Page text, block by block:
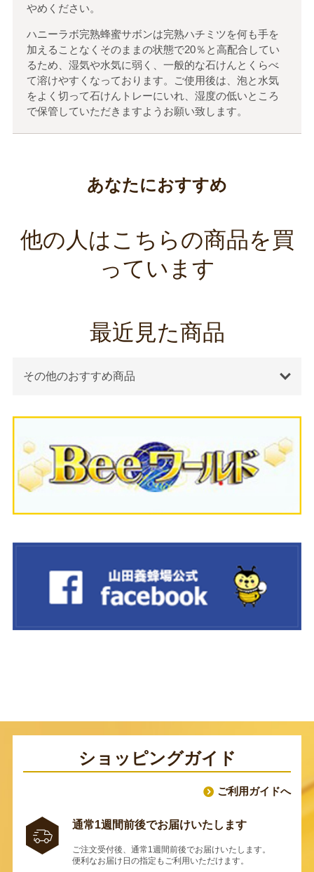
やめください。
ハニーラボ完熟蜂蜜サボンは完熟ハチミツを何も手を
加えることなくそのままの状態で20％と高配合してい
るため、湿気や水気に弱く、一般的な石けんとくらべ
て溶けやすくなっております。ご使用後は、泡と水気
をよく切って石けんトレーにいれ、湿度の低いところ
で保管していただきますようお願い致します。
あなたにおすすめ
他の人はこちらの商品を買
っています
最近見た商品
その他のおすすめ商品
ショッピングガイド
ご利用ガイドへ
通常1週間前後でお届けいたします
ご注文受付後、通常1週間前後でお届けいたします。
便利なお届け日の指定もご利用いただけます。